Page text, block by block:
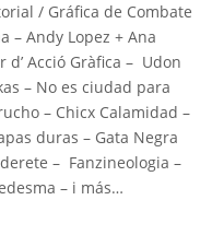
/ Gráfica de Combate
– Andy Lopez + Ana
Acció Gràfica – Udon
– No es ciudad para
– Chicx Calamidad –
duras – Gata Negra
– Fanzineologia –
– i más…